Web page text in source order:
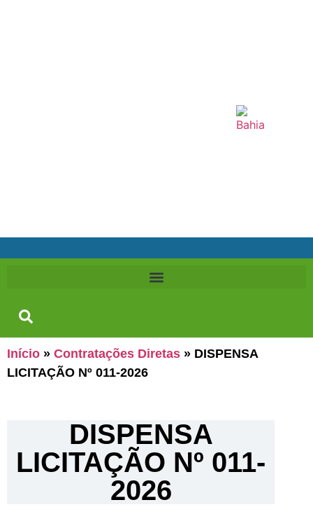
Início » Contratações Diretas » DISPENSA
LICITAÇÃO Nº 011-2026
DISPENSA
LICITAÇÃO Nº 011-
2026